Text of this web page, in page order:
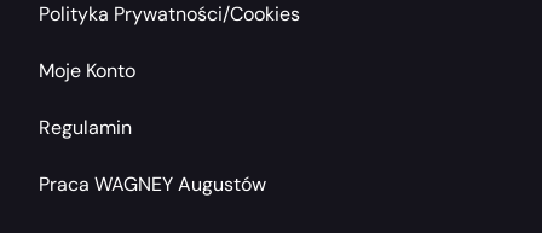
Polityka Prywatności/cookies
Moje Konto
Regulamin
Praca WAGNEY Augustów